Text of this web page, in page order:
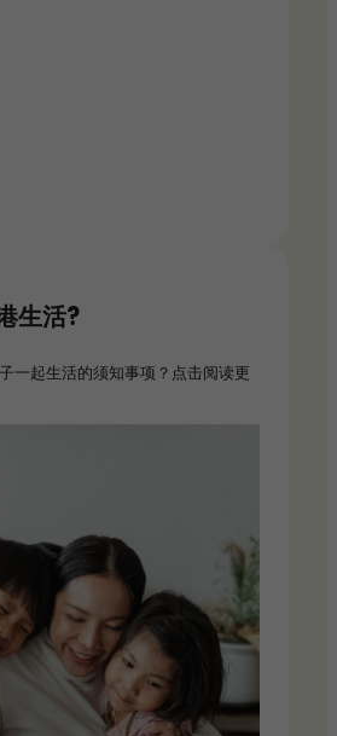
生活?
一起生活的须知事项？点击阅读更